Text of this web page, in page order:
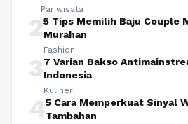
Pariwisata
25 Tips Memilih Baju Couple
Murahan
Fashion
37 Varian Bakso
Indonesia
Kuliner
45 Cara Memperkuat Sinyal
Tambahan